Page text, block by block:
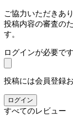
ご協力いただきあ
投稿内容の審査の
す。
ログインが必要です
投稿には会員登録
ログイン
すべてのレビュー